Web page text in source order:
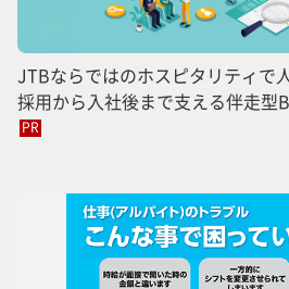
JTBならではのホスピタリティで
採用から入社後まで支える伴走型
PR